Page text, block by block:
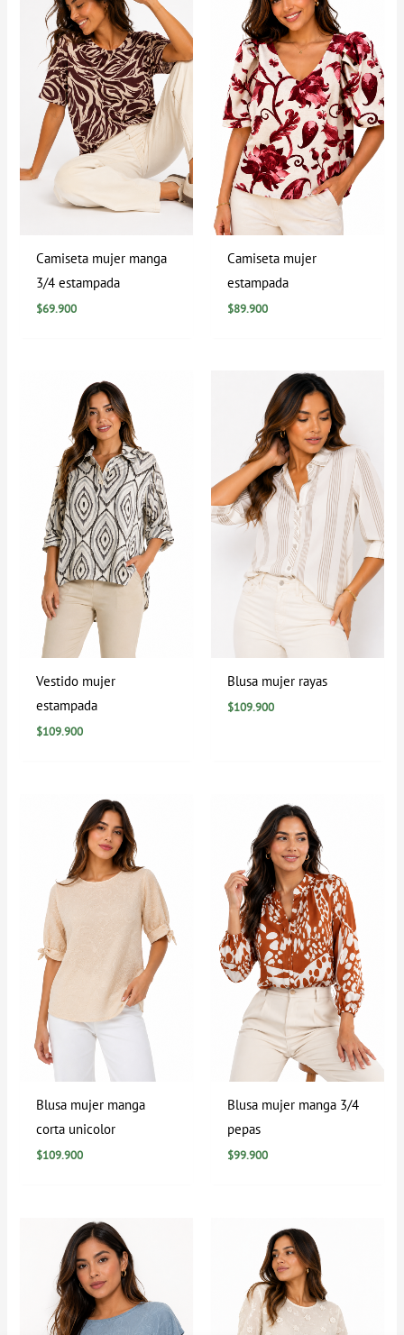
Camiseta mujer manga
3/4 estampada
$69.900
Camiseta mujer
estampada
$89.900
Vestido mujer
estampada
$109.900
Blusa mujer rayas
$109.900
Blusa mujer manga
corta unicolor
$109.900
Blusa mujer manga 3/4
pepas
$99.900